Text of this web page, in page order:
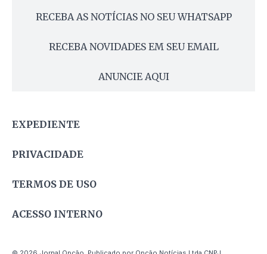
RECEBA AS NOTÍCIAS NO SEU WHATSAPP
RECEBA NOVIDADES EM SEU EMAIL
ANUNCIE AQUI
EXPEDIENTE
PRIVACIDADE
TERMOS DE USO
ACESSO INTERNO